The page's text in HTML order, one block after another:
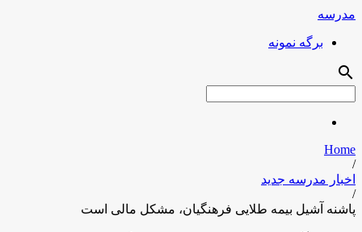
مدرسه
برگه نمونه
search
Home
/
اخبار مدرسه جدید
/
پاشنه آشیل بیمه طلایی فرهنگیان، مشکل مالی است